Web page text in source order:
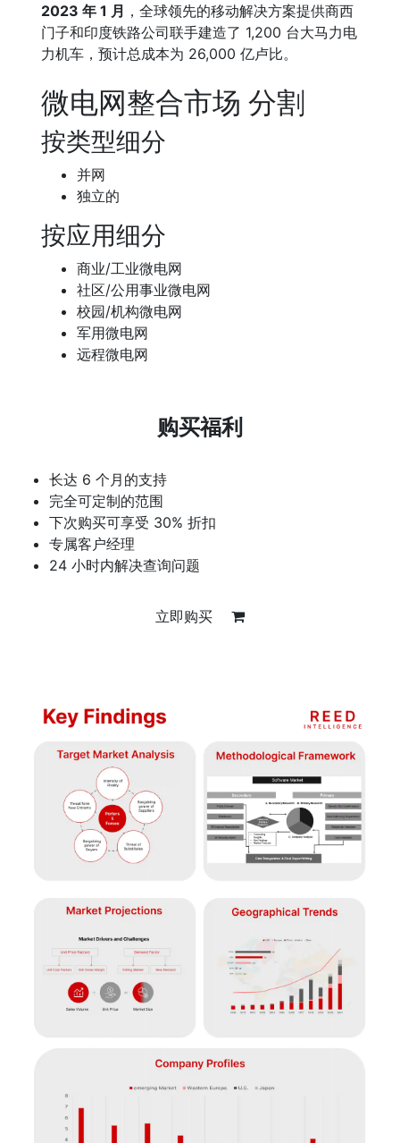
2023 年 1 月 ，全球领先的移动解决方案提供商西
门子和印度铁路公司联手建造了 1,200 台大马力电
力机车，预计总成本为 26,000 亿卢比。
微电网整合市场 分割
按类型细分
并网
独立的
按应用细分
商业/工业微电网
社区/公用事业微电网
校园/机构微电网
军用微电网
远程微电网
购买福利
长达 6 个月的支持
完全可定制的范围
下次购买可享受 30% 折扣
专属客户经理
24 小时内解决查询问题
立即购买